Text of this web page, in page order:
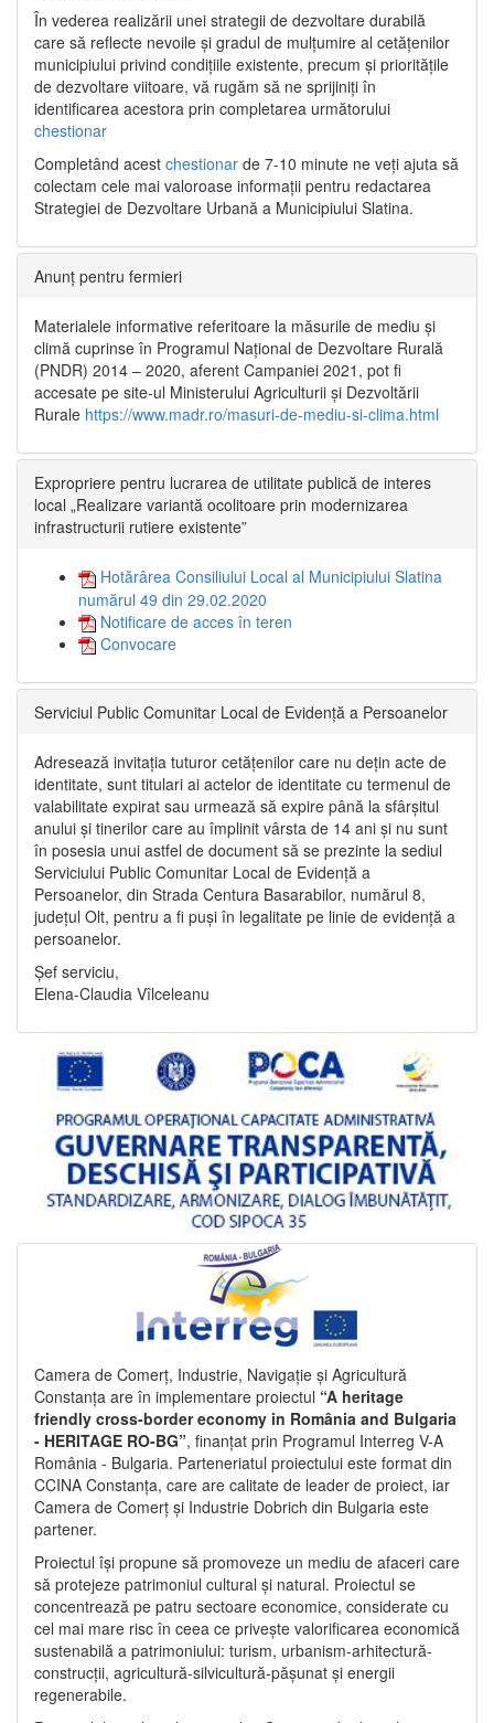
În vederea realizării unei strategii de dezvoltare durabilă
care să reflecte nevoile și gradul de mulțumire al cetățenilor
municipiului privind condițiile existente, precum și prioritățile
de dezvoltare viitoare, vă rugăm să ne sprijiniți în
identificarea acestora prin completarea următorului
chestionar
Completând acest chestionar de 7-10 minute ne veți ajuta să
colectam cele mai valoroase informații pentru redactarea
Strategiei de Dezvoltare Urbană a Municipiului Slatina.
Anunț pentru fermieri
Materialele informative referitoare la măsurile de mediu și
climă cuprinse în Programul Național de Dezvoltare Rurală
(PNDR) 2014 – 2020, aferent Campaniei 2021, pot fi
accesate pe site-ul Ministerului Agriculturii și Dezvoltării
Rurale https://www.madr.ro/masuri-de-mediu-si-clima.html
Expropriere pentru lucrarea de utilitate publică de interes
local „Realizare variantă ocolitoare prin modernizarea
infrastructurii rutiere existente”
Hotărârea Consiliului Local al Municipiului Slatina
numărul 49 din 29.02.2020
Notificare de acces în teren
Convocare
Serviciul Public Comunitar Local de Evidență a Persoanelor
Adresează invitația tuturor cetățenilor care nu dețin acte de
identitate, sunt titulari ai actelor de identitate cu termenul de
valabilitate expirat sau urmează să expire până la sfârșitul
anului și tinerilor care au împlinit vârsta de 14 ani și nu sunt
în posesia unui astfel de document să se prezinte la sediul
Serviciului Public Comunitar Local de Evidență a
Persoanelor, din Strada Centura Basarabilor, numărul 8,
județul Olt, pentru a fi puși în legalitate pe linie de evidență a
persoanelor.
Șef serviciu,
Elena-Claudia Vîlceleanu
Camera de Comerț, Industrie, Navigație și Agricultură
Constanța are în implementare proiectul “A heritage
friendly cross-border economy in România and Bulgaria
- HERITAGE RO-BG”, finanțat prin Programul Interreg V-A
România - Bulgaria. Parteneriatul proiectului este format din
CCINA Constanța, care are calitate de leader de proiect, iar
Camera de Comerț și Industrie Dobrich din Bulgaria este
partener.
Proiectul își propune să promoveze un mediu de afaceri care
să protejeze patrimoniul cultural și natural. Proiectul se
concentrează pe patru sectoare economice, considerate cu
cel mai mare risc în ceea ce privește valorificarea economică
sustenabilă a patrimoniului: turism, urbanism-arhitectură-
construcții, agricultură-silvicultură-pășunat și energii
regenerabile.